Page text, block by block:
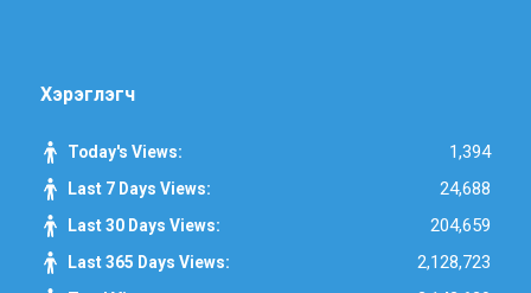
Хэрэглэгч
Today's Views: 1,394
Last 7 Days Views: 24,688
Last 30 Days Views: 204,659
Last 365 Days Views: 2,128,723